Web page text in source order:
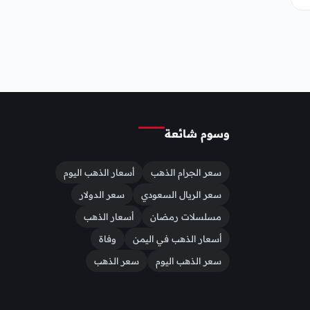
وسوم شائعة
سعر الجرام الذهب
أسعار الذهب اليوم
سعر الريال السعودي
سعر الدولار
مسلسلات رمضان
أسعار الذهب
أسعار الذهب في اليمن
وفاة
سعر الذهب اليوم
سعر الذهب